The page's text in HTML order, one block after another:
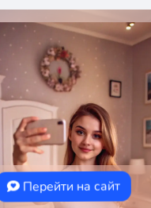
Перейти на сайт